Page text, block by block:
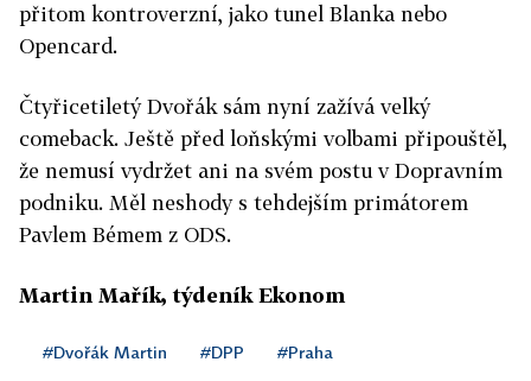
přitom kontroverzní, jako tunel Blanka nebo
Opencard.
Čtyřicetiletý Dvořák sám nyní zažívá velký
comeback. Ještě před loňskými volbami připouštěl,
že nemusí vydržet ani na svém postu v Dopravním
podniku. Měl neshody s tehdejším primátorem
Pavlem Bémem z ODS.
Martin Mařík, týdeník Ekonom
#Dvořák Martin #DPP #Praha